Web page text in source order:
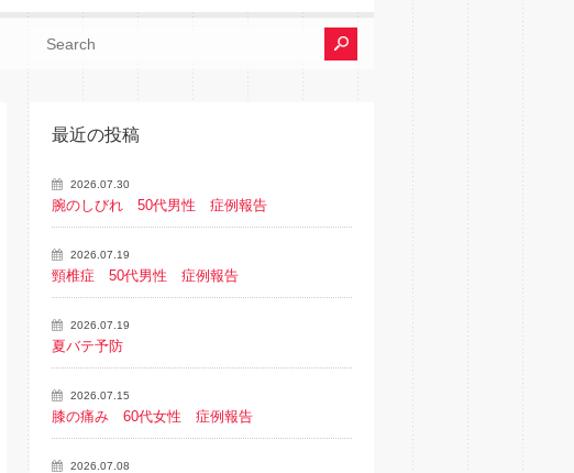
最近の投稿
2026.07.30
腕のしびれ 50代男性 症例報告
2026.07.19
頸椎症 50代男性 症例報告
2026.07.19
夏バテ予防
2026.07.15
膝の痛み 60代女性 症例報告
2026.07.08